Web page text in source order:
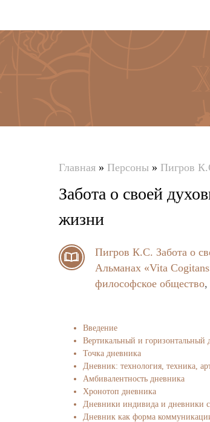
здесь
Главная » Персоны » Пигров
Забота о своей
жизни
Пигров К.С. Забота о
Альманах «Vita
философское общество,
Введение
Вертикальный и горизонтальный
Точка дневника
Дневник: технология, техника,
Амбивалентность дневника
Хронотоп дневника
Дневники индивида и дневники
Дневник как форма